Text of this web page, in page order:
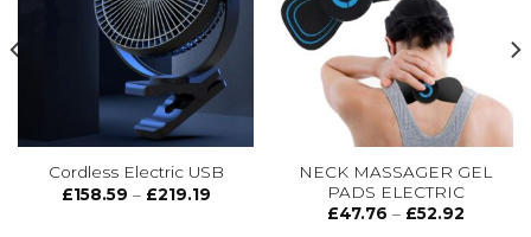
Add to
wishlist
Cordless Electric USB
£158.59 – £219.19Price
wishlist
NECK MASSAGER GEL
PADS ELECTRIC
£47.76 – £52.92Price